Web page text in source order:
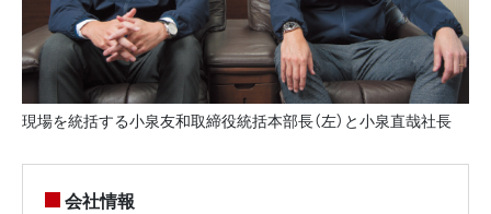
現場を統括する小泉友和取締役統括本部長（左）と小泉直哉社長
会社情報